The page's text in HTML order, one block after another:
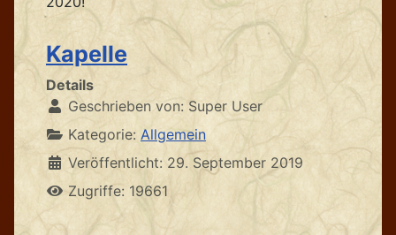
Kapelle
Details
Geschrieben von: Super User
Kategorie: Allgemein
Veröffentlicht: 29. September 2019
Zugriffe: 19661